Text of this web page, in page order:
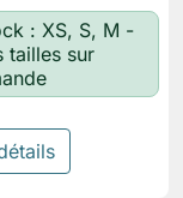
: XS, S, M -
tailles sur